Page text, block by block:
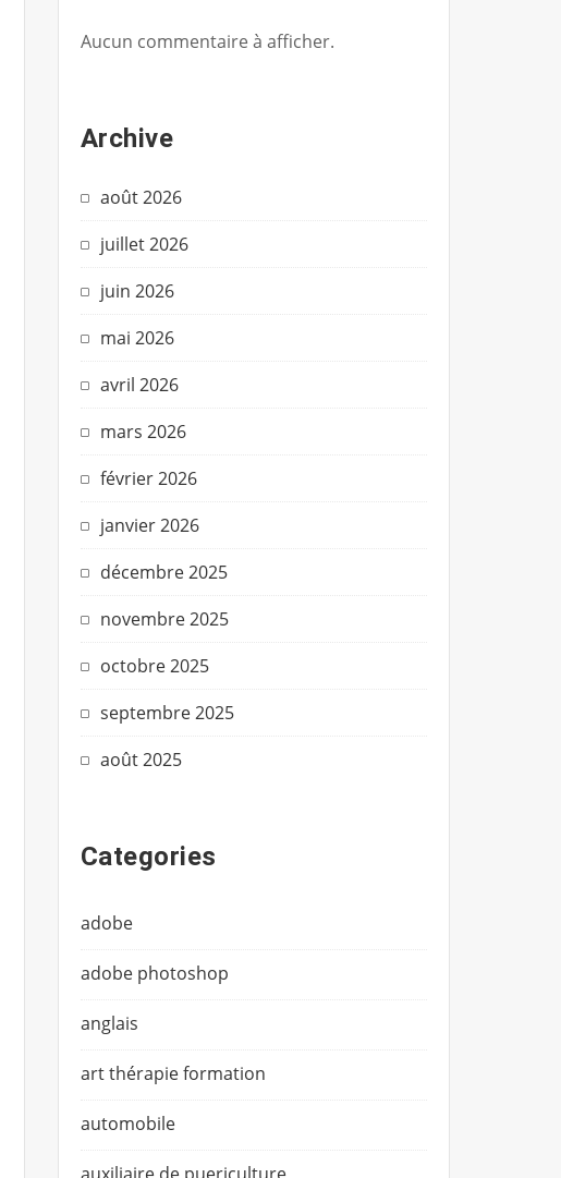
Aucun commentaire à afficher.
Archive
août 2026
juillet 2026
juin 2026
mai 2026
avril 2026
mars 2026
février 2026
janvier 2026
décembre 2025
novembre 2025
octobre 2025
septembre 2025
août 2025
Categories
adobe
adobe photoshop
anglais
art thérapie formation
automobile